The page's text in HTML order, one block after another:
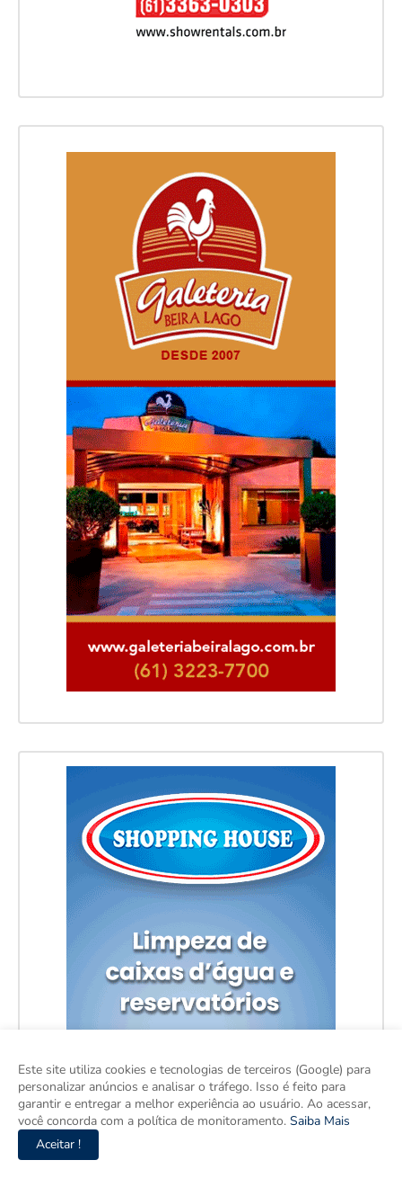
Este site utiliza cookies e tecnologias de terceiros (Google) para
personalizar anúncios e analisar o tráfego. Isso é feito para
garantir e entregar a melhor experiência ao usuário. Ao acessar,
você concorda com a política de monitoramento. Saiba Mais
Aceitar !